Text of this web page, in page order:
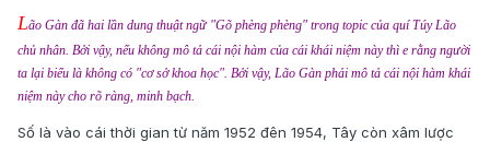
Lão Gàn đã hai lần dung thuật ngữ "Gõ phèng phèng" trong topic của quí Túy Lão
chủ nhân. Bởi vậy, nếu không mô tả cái nội hàm của cái khái niệm này thì e rằng người
ta lại biểu là không có "cơ sở khoa học". Bởi vậy, Lão Gàn phải mô tả cái nội hàm khái
niệm này cho rõ ràng, minh bạch.
Số là vào cái thời gian từ năm 1952 đên 1954, Tây còn xâm lược